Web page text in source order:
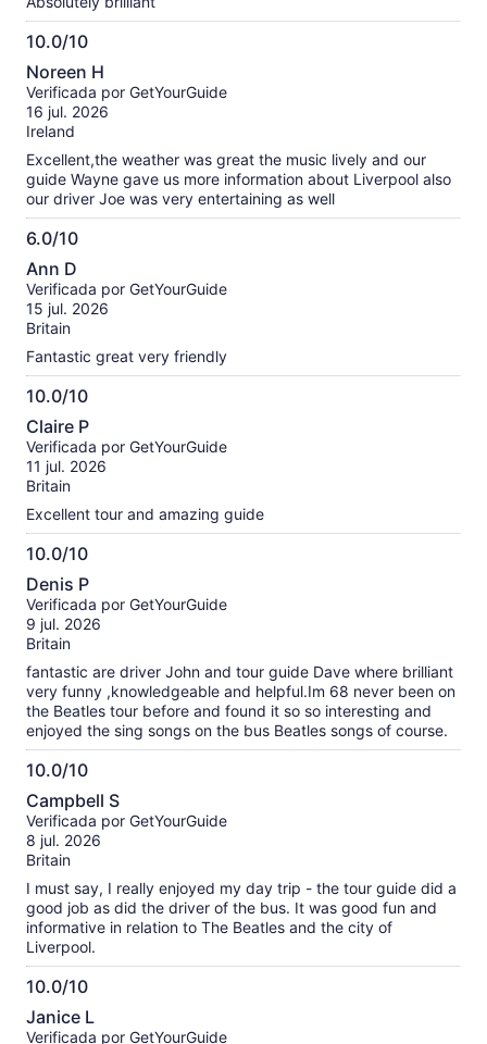
10.0/10
10.0
de
10
Noreen H
Verificada por GetYourGuide
16 jul. 2026
Ireland
Excellent,the weather was great the music lively and our
guide Wayne gave us more information about Liverpool also
our driver Joe was very entertaining as well
6.0/10
6.0
de
10
Ann D
Verificada por GetYourGuide
15 jul. 2026
Britain
Fantastic great very friendly
10.0/10
10.0
de
10
Claire P
Verificada por GetYourGuide
11 jul. 2026
Britain
Excellent tour and amazing guide
10.0/10
10.0
de
10
Denis P
Verificada por GetYourGuide
9 jul. 2026
Britain
fantastic are driver John and tour guide Dave where brilliant
very funny ,knowledgeable and helpful.Im 68 never been on
the Beatles tour before and found it so so interesting and
enjoyed the sing songs on the bus Beatles songs of course.
10.0/10
10.0
de
10
Campbell S
Verificada por GetYourGuide
8 jul. 2026
Britain
I must say, I really enjoyed my day trip - the tour guide did a
good job as did the driver of the bus. It was good fun and
informative in relation to The Beatles and the city of
Liverpool.
10.0/10
10.0
de
Janice L
Verificada por GetYourGuide